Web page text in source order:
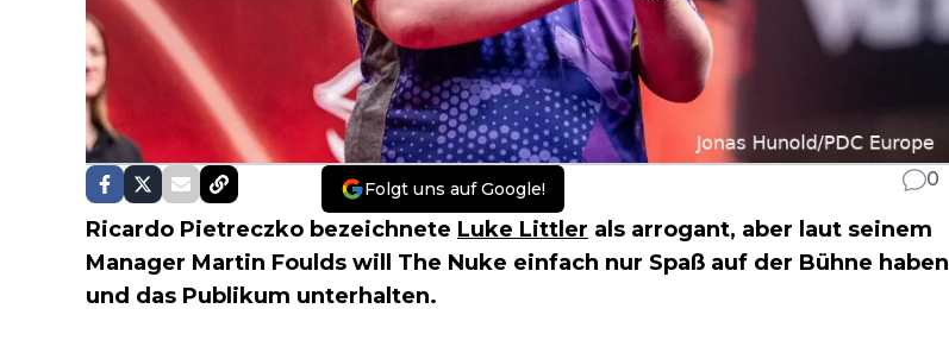
Folgt uns auf Google! 0
Ricardo Pietreczko bezeichnete Luke Littler als arrogant, aber laut seinem
Manager Martin Foulds will The Nuke einfach nur Spaß auf der Bühne haben
und das Publikum unterhalten.